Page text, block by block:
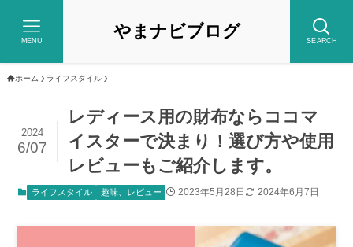
やまナビブログ SEARCH
MENU
ホーム ライフスタイル
レディース用の財布ならココマ
イスターで決まり！選び方や使用
レビューもご紹介します。
2024
6/07
ライフスタイル 趣味、レビュー 2023年5月28日 2024年6月7日